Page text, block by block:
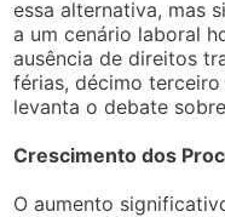
essa alternativa, mas
a um cenário laboral
ausência de direitos
férias, décimo
levanta o debate
Crescimento dos
O aumento